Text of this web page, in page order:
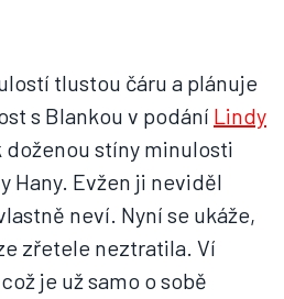
tlustou čáru a plánuje
s Blankou v podání Lindy
doženou stíny minulosti
Hany. Evžen ji neviděl
neví. Nyní se ukáže,
zřetele neztratila. Ví
je už samo o sobě